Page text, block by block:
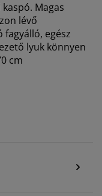
Magas
lévő
fagyálló, egész
lyuk könnyen
cm
a
a
célhoz